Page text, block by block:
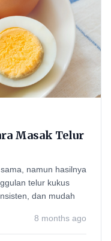
Masak Telur
namun hasilnya
telur kukus
dan mudah
8 months ago